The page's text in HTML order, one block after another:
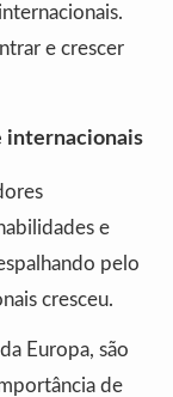
e crescer
internacionais
e
pelo
cresceu.
Europa, são
de